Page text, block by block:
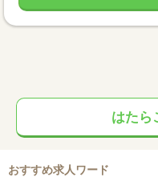
はたら
おすすめ求人ワード